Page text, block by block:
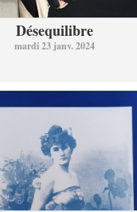
Désequilibre
mardi 23 janv. 2024